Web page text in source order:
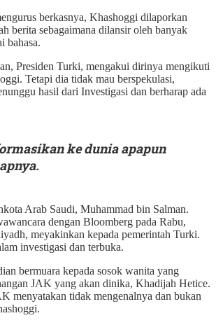
berkasnya, Khashoggi dilaporkan
berita sebagaimana dilansir oleh banyak
bahasa.
Presiden Turki, mengakui dirinya mengikuti
Tetapi dia tidak mau berspekulasi,
hasil dari Investigasi dan berharap ada
ke dunia apapun
Arab Saudi, Muhammad bin Salman.
dengan Bloomberg pada Rabu,
meyakinkan kepada pemerintah Turki.
investigasi dan terbuka.
bermuara kepada sosok wanita yang
JAK yang akan dinika, Khadijah Hetice.
menyatakan tidak mengenalnya dan bukan